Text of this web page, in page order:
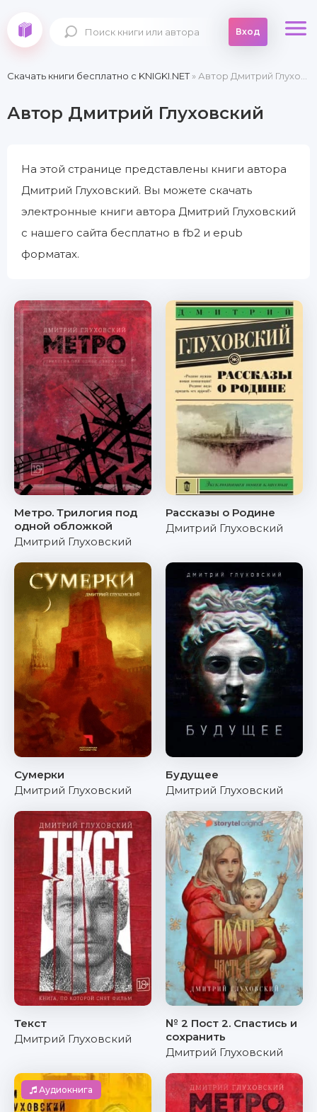
Вход
Скачать книги бесплатно c KNIGKI.NET» Автор Дмитрий Глуховский
Автор Дмитрий Глуховский
На этой странице представлены книги автора
Дмитрий Глуховский. Вы можете скачать
электронные книги автора Дмитрий Глуховский
с нашего сайта бесплатно в fb2 и epub
форматах.
Метро. Трилогия под
одной обложкой
Дмитрий Глуховский
Рассказы о Родине
Дмитрий Глуховский
Сумерки
Дмитрий Глуховский
Будущее
Дмитрий Глуховский
Текст
Дмитрий Глуховский
№ 2 Пост 2. Спастись и
сохранить
Дмитрий Глуховский
Аудиокнига